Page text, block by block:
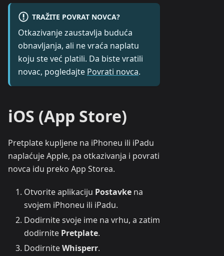
TRAŽITE POVRAT NOVCA?
Otkazivanje zaustavlja buduća
obnavljanja, ali ne vraća naplatu
koju ste već platili. Da biste vratili
novac, pogledajte Povrati novca.
iOS (App Store)
Pretplate kupljene na iPhoneu ili iPadu
naplaćuje Apple, pa otkazivanja i povrati
novca idu preko App Storea.
Otvorite aplikaciju Postavke na
svojem iPhoneu ili iPadu.
Dodirnite svoje ime na vrhu, a zatim
dodirnite Pretplate.
DodirniteWhisperr.